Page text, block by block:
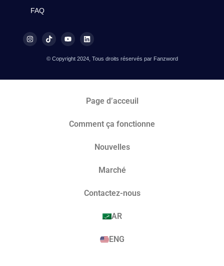
FAQ
© Copyright 2024, Tous droits réservés par Fanzword
Page d’acceuil
Comment ça fonctionne
Nouvelles
Marché​
Contactez-nous
AR
ENG